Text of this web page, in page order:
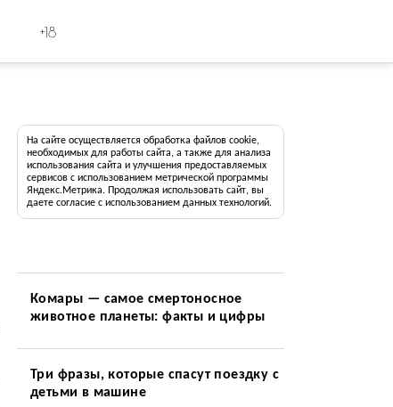
+18
На сайте осуществляется обработка файлов cookie,
необходимых для работы сайта, а также для анализа
использования сайта и улучшения предоставляемых
сервисов с использованием метрической программы
Яндекс.Метрика. Продолжая использовать сайт, вы
даете согласие с использованием данных технологий.
Комары — самое смертоносное
животное планеты: факты и цифры
Три фразы, которые спасут поездку с
детьми в машине